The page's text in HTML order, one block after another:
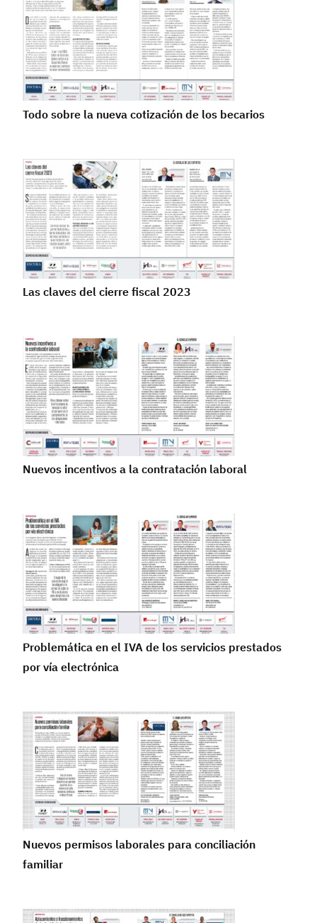
Todo sobre la nueva cotización de los becarios
Las claves del cierre fiscal 2023
Nuevos incentivos a la contratación laboral
Problemática en el IVA de los servicios prestados
por vía electrónica
Nuevos permisos laborales para conciliación
familiar